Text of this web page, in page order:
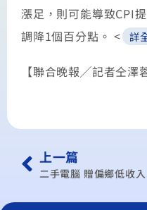
漲足，則可能導致CPI
調降1個百分點。 <
詳
【聯合晚報╱記者仝
上一篇